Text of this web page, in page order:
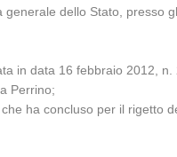
dello Stato, presso
in data 16 febbraio 2012, n.
Perrino;
ha concluso per il rigetto